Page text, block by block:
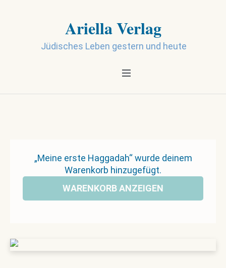
Ariella Verlag
Jüdisches Leben gestern und heute
„Meine erste Haggadah“ wurde deinem
Warenkorb hinzugefügt.
WARENKORB ANZEIGEN